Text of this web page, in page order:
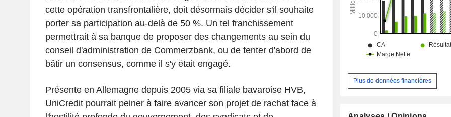
cette opération transfrontalière, doit désormais décider s'il souhaite
porter sa participation au-delà de 50 %. Un tel franchissement
permettrait à sa banque de proposer des changements au sein du
conseil d'administration de Commerzbank, ou de tenter d'abord de
bâtir un consensus, comme il s'y était engagé.
Présente en Allemagne depuis 2005 via sa filiale bavaroise HVB,
UniCredit pourrait peiner à faire avancer son projet de rachat face à
Plus de données financières